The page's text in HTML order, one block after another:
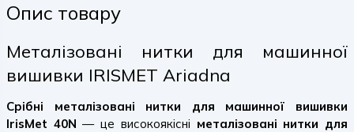
Опис товару
Металізовані нитки для машинної
вишивки IRISMET Ariadna
Срібні металізовані нитки для машинної вишивки
IrisMet 40N— це високоякісні металізовані нитки для